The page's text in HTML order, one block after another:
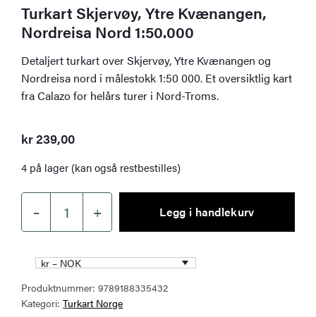
Turkart Skjervøy, Ytre Kvænangen,
Nordreisa Nord 1:50.000
Detaljert turkart over Skjervøy, Ytre Kvænangen og
Nordreisa nord i målestokk 1:50 000. Et oversiktlig kart
fra Calazo for helårs turer i Nord-Troms.
kr239,00
4 på lager (kan også restbestilles)
–
Turkart
Skjervøy,
Ytre
Kvænangen,
Nordreisa
Nord
+ Legg i handlekurv
kr – NOK
Produktnummer:9789188335432
Kategori:Turkart Norge